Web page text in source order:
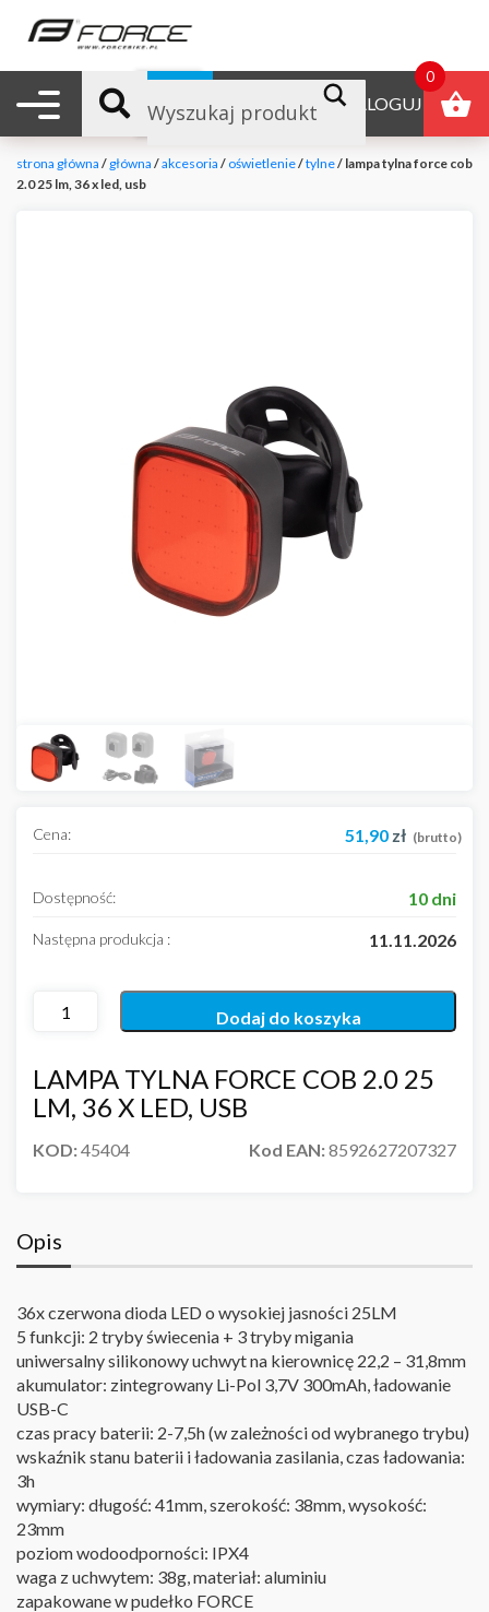
Nawigacja mobilna ZALOGUJ
B2B
strona główna / główna /akcesoria / oświetlenie/tylne/ lampa tylna force cob
2.0 25 lm, 36 x led, usb
LAMPA TYLNA FORCE COB 2.0 25
LM, 36 X LED, USB
KOD:45404 Kod EAN:8592627207327
Cena: 51,90 zł (brutto)
Dostępność: 10 dni
Następna produkcja : 11.11.2026
Dodaj do koszyka
Opis
36x czerwona dioda LED o wysokiej jasności 25LM
5 funkcji: 2 tryby świecenia + 3 tryby migania
uniwersalny silikonowy uchwyt na kierownicę 22,2 – 31,8mm
akumulator: zintegrowany Li-Pol 3,7V 300mAh, ładowanie
USB-C
czas pracy baterii: 2-7,5h (w zależności od wybranego trybu)
wskaźnik stanu baterii i ładowania zasilania, czas ładowania:
3h
wymiary: długość: 41mm, szerokość: 38mm, wysokość:
23mm
poziom wodoodporności: IPX4
waga z uchwytem: 38g, materiał: aluminiu
zapakowane w pudełko FORCE
0